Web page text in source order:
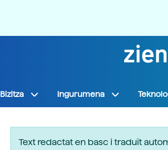
Bizitza Ingurumena
Text redactat en basc i traduït